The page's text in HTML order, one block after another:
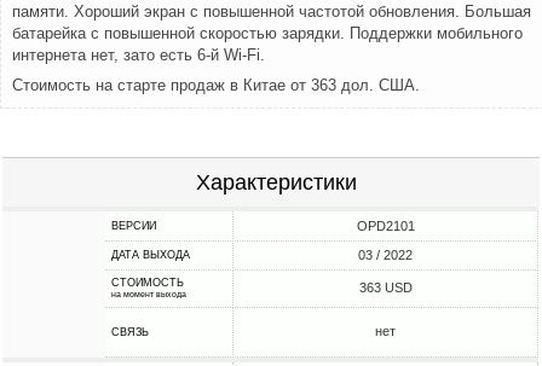
памяти. Хороший экран с повышенной частотой обновления. Большая
батарейка с повышенной скоростью зарядки. Поддержки мобильного
интернета нет, зато есть 6-й Wi-Fi.
Стоимость на старте продаж в Китае от 363 дол. США.
Характеристики
ВЕРСИИ OPD2101
ДАТА ВЫХОДА 03 / 2022
СТОИМОСТЬ
на момент выхода 363 USD
СВЯЗЬ нет